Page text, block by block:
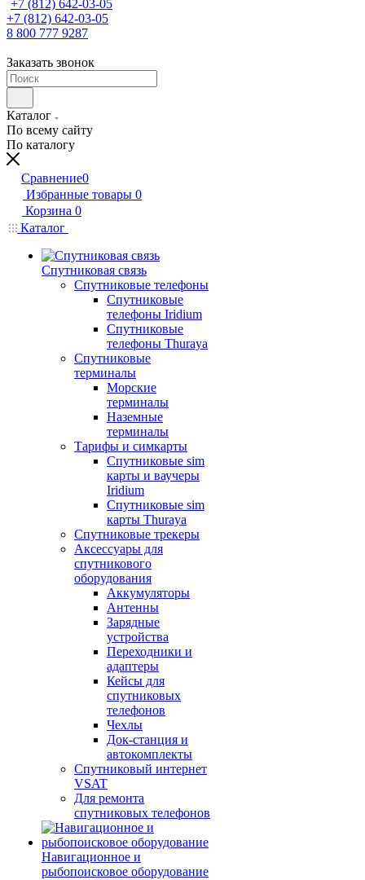
+7 (812) 642-03-05
+7 (812) 642-03-05
8 800 777 9287
Заказать звонок
Каталог
По всему сайту
По каталогу
Сравнение0
Избранные товары 0
Корзина 0
Каталог
Спутниковая связь
Спутниковые телефоны
Спутниковые
телефоны Iridium
Спутниковые
телефоны Thuraya
Спутниковые
терминалы
Морские
терминалы
Наземные
терминалы
Тарифы и симкарты
Спутниковые sim
карты и ваучеры
Iridium
Спутниковые sim
карты Thuraya
Спутниковые трекеры
Аксессуары для
спутникового
оборудования
Аккумуляторы
Антенны
Зарядные
устройства
Переходники и
адаптеры
Кейсы для
спутниковых
телефонов
Чехлы
Док-станция и
автокомплекты
Спутниковый интернет
VSAT
Для ремонта
спутниковых телефонов
Навигационное и
рыбопоисковое оборудование